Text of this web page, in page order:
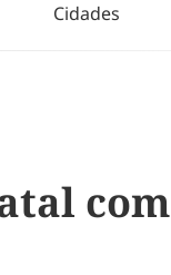
Cidades
com